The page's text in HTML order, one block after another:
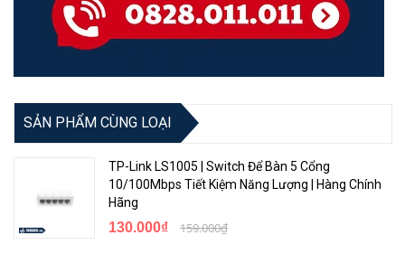
- 2 SFP 1GbE ports
Physical characteristics
Dimensions
10(w) x 6.28(d) x 1.73(h) in
2.55 lb (0.82 kg)
Hardware
CPU ARM Cortex-A9 @ 800 MHz
SẢN PHẨM CÙNG LOẠI
TP-Link LS1005 | Switch Để Bàn 5 Cổng
10/100Mbps Tiết Kiệm Năng Lượng | Hàng Chính
Hãng
130.000₫ 159.000₫